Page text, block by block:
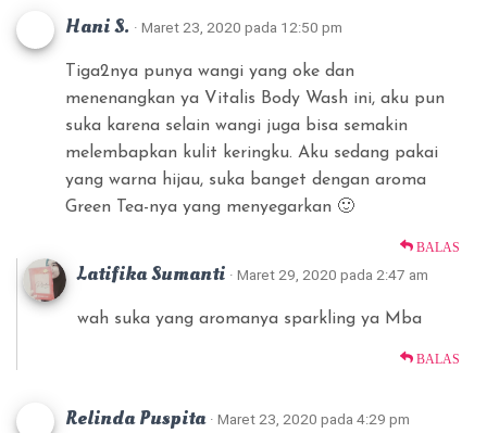
Hani S. · Maret 23, 2020 pada 12:50 pm
Tiga2nya punya wangi yang oke dan
menenangkan ya Vitalis Body Wash ini, aku pun
suka karena selain wangi juga bisa semakin
melembapkan kulit keringku. Aku sedang pakai
yang warna hijau, suka banget dengan aroma
Green Tea-nya yang menyegarkan 🙂
BALAS
Latifika Sumanti · Maret 29, 2020 pada 2:47 am
wah suka yang aromanya sparkling ya Mba
BALAS
Relinda Puspita · Maret 23, 2020 pada 4:29 pm